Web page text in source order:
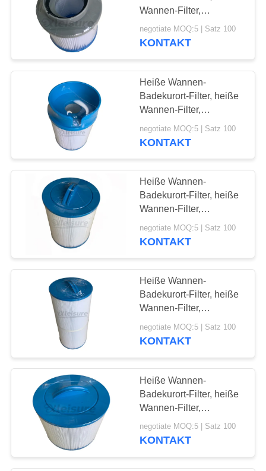
Wannen-Filter,
Schwimmen-Badekurort-
Filter für MSPA
negotiate MOQ:5 | Satz 100
KONTAKT
Heiße Wannen-
Badekurort-Filter, heiße
Wannen-Filter,
Schwimmen-Badekurort-
Filter für Softub 2
negotiate MOQ:5 | Satz 100
KONTAKT
Heiße Wannen-
Badekurort-Filter, heiße
Wannen-Filter,
Schwimmen-Badekurort-
Filter Unicel 6CH-502
negotiate MOQ:5 | Satz 100
KONTAKT
Heiße Wannen-
Badekurort-Filter, heiße
Wannen-Filter,
Schwimmen-Badekurort-
Filter Unicel C-7375
negotiate MOQ:5 | Satz 100
KONTAKT
Heiße Wannen-
Badekurort-Filter, heiße
Wannen-Filter,
Schwimmen-Badekurort-
Filter Unicel 8CH-950
negotiate MOQ:5 | Satz 100
KONTAKT